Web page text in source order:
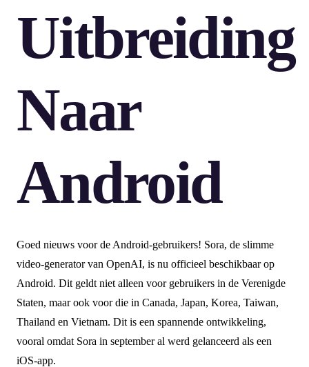
Uitbreiding
Naar
Android
Goed nieuws voor de Android-gebruikers! Sora, de slimme
video-generator van OpenAI, is nu officieel beschikbaar op
Android. Dit geldt niet alleen voor gebruikers in de Verenigde
Staten, maar ook voor die in Canada, Japan, Korea, Taiwan,
Thailand en Vietnam. Dit is een spannende ontwikkeling,
vooral omdat Sora in september al werd gelanceerd als een
iOS-app.